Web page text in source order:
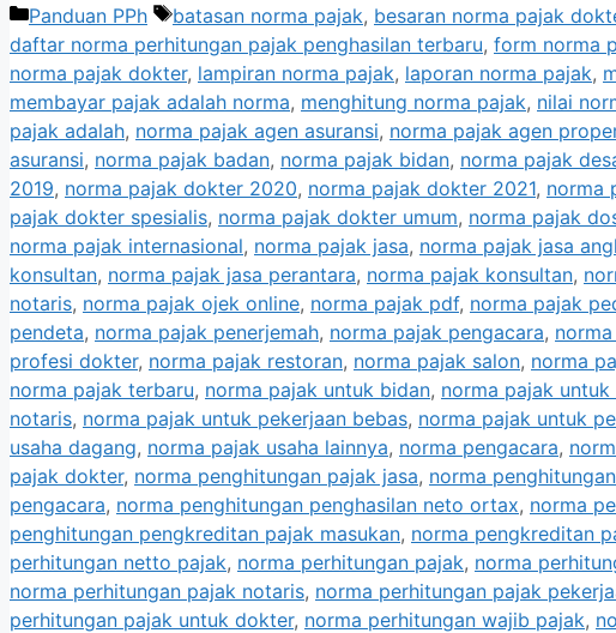
Kategori
Panduan PPh Tag
batasan norma pajak, besaran norma pajak
daftar norma perhitungan pajak penghasilan terbaru, form norma
norma pajak dokter, lampiran norma pajak, laporan norma pajak,
membayar pajak adalah norma, menghitung norma pajak, nilai
pajak adalah, norma pajak agen asuransi, norma pajak agen
asuransi, norma pajak badan, norma pajak bidan, norma pajak
2019, norma pajak dokter 2020, norma pajak dokter 2021, norma
pajak dokter spesialis, norma pajak dokter umum, norma pajak
norma pajak internasional, norma pajak jasa, norma pajak jasa
konsultan, norma pajak jasa perantara, norma pajak konsultan,
notaris, norma pajak ojek online, norma pajak pdf, norma pajak
pendeta, norma pajak penerjemah, norma pajak pengacara,
profesi dokter, norma pajak restoran, norma pajak salon, norma
norma pajak terbaru, norma pajak untuk bidan, norma pajak
notaris, norma pajak untuk pekerjaan bebas, norma pajak untuk
usaha dagang, norma pajak usaha lainnya, norma pengacara,
pajak dokter, norma penghitungan pajak jasa, norma
pengacara, norma penghitungan penghasilan neto ortax, norma
penghitungan pengkreditan pajak masukan, norma pengkreditan
perhitungan netto pajak, norma perhitungan pajak, norma
norma perhitungan pajak notaris, norma perhitungan pajak
perhitungan pajak untuk dokter, norma perhitungan wajib pajak,